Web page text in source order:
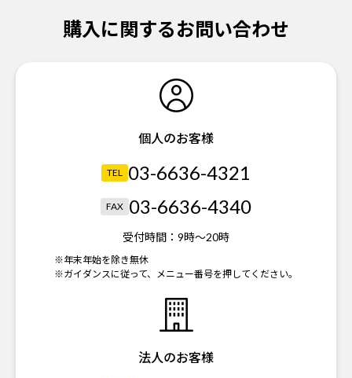
購入に関するお問い合わせ
個人のお客様
TEL 03-6636-4321
FAX 03-6636-4340
受付時間： 9時～20時
※年末年始を除き無休
※ガイダンスに従って、メニュー番号を押してください。
法人のお客様